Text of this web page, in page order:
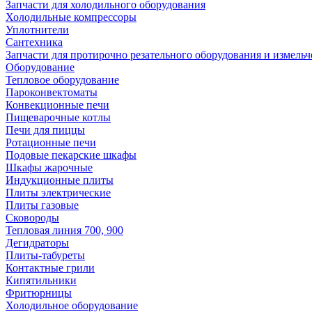
Запчасти для холодильного оборудования
Холодильные компрессоры
Уплотнители
Сантехника
Запчасти для протирочно резательного оборудования и
Оборудование
Тепловое оборудование
Пароконвектоматы
Конвекционные печи
Пищеварочные котлы
Печи для пиццы
Ротационные печи
Подовые пекарские шкафы
Шкафы жарочные
Индукционные плиты
Плиты электрические
Плиты газовые
Сковороды
Тепловая линия 700, 900
Дегидраторы
Плиты-табуреты
Контактные грили
Кипятильники
Фритюрницы
Холодильное оборудование